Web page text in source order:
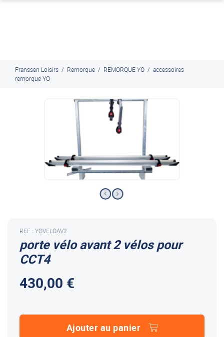
Franssen Loisirs / Remorque / REMORQUE YO / accessoires
remorque YO
porte vélo avant 2 vélos pour
CCT4
REF : YOVELOAV2
430,00 €
Ajouter au panier